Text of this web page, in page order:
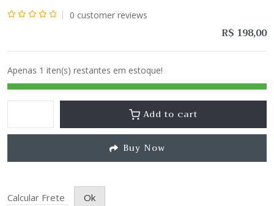
5
0 customer reviews
R$ 198,00
Apenas 1 iten(s) restantes em estoque!
Add to cart
Buy Now
Calcular Frete Ok